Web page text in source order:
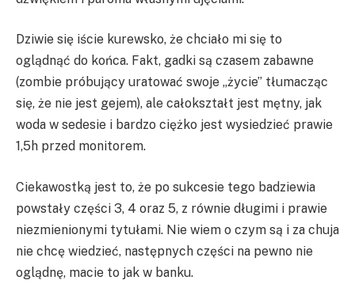
Dziwie się iście kurewsko, że chciało mi się to
oglądnąć do końca. Fakt, gadki są czasem zabawne
(zombie próbujący uratować swoje „życie” tłumacząc
się, że nie jest gejem), ale całokształt jest mętny, jak
woda w sedesie i bardzo ciężko jest wysiedzieć prawie
1,5h przed monitorem.
Ciekawostką jest to, że po sukcesie tego badziewia
powstały części 3, 4 oraz 5, z równie długimi i prawie
niezmienionymi tytułami. Nie wiem o czym są i za chuja
nie chcę wiedzieć, następnych części na pewno nie
oglądnę, macie to jak w banku.